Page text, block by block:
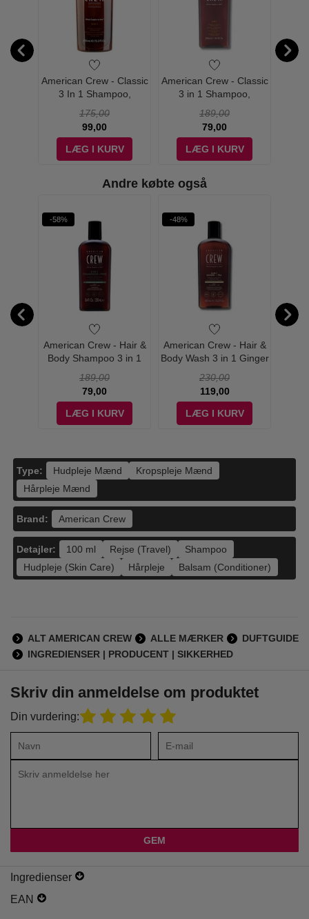
American Crew - Classic
3 In 1 Shampoo,
- 450 ml
175,00
99,00
LÆG I KURV
American Crew - Classic
3 in 1 Shampoo,
- 250 ml
189,00
79,00
LÆG I KURV
Andre købte også
-58%
American Crew - Hair &
Body Shampoo 3 in 1
ml
189,00
79,00
LÆG I KURV
-48%
American Crew - Hair &
Body Wash 3 in 1 Ginger
230,00
119,00
LÆG I KURV
Type: Hudpleje Mænd
Kropspleje Mænd
Hårpleje Mænd
Brand: American Crew
Detajler: 100 ml Rejse (Travel)
Shampoo
Hudpleje (Skin Care)
Hårpleje Balsam (Conditioner)
ALT AMERICAN CREW ALLE MÆRKER
DUFTGUIDE
INGREDIENSER | PRODUCENT | SIKKERHED
Skriv din anmeldelse om produktet
Din vurdering:
Ingredienser
EAN